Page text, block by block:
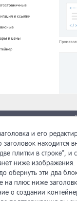
и его
заголовок находится
плитки в строке”, и
ниже изображения.
обернуть эти два
на плюс ниже
о создании